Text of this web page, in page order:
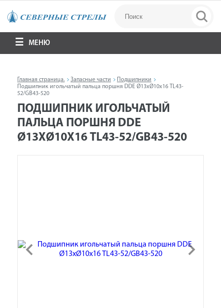
МЕНЮ
Главная страница. Запасные части
Подшипники
Подшипник игольчатый пальца поршня DDE Ø13хØ10х16 TL43-
52/GB43-520
ПОДШИПНИК ИГОЛЬЧАТЫЙ
ПАЛЬЦА ПОРШНЯ DDE
Ø13ХØ10Х16 TL43-52/GB43-520